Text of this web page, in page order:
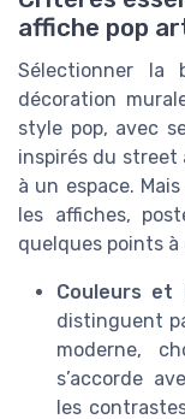
affiche pop
Sélectionner la
décoration
style pop, avec
inspirés du
à un espace.
les affiches,
quelques points à
Couleurs et
distinguent
moderne,
s’accorde
les